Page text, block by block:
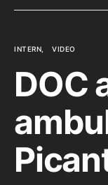
INTERN VIDEO
DOC